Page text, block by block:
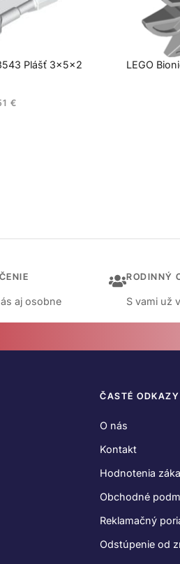
Plášť 3x5x2
€
LEGO
aj osobne
RODINNÝ
S vami už
ČASTÉ ODKAZY
O nás
Kontakt
Hodnotenia
Obchodné
Reklamačný
Odstúpenie od